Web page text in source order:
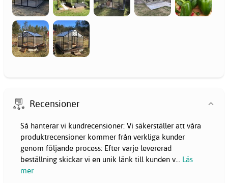
Recensioner
Så hanterar vi kundrecensioner: Vi säkerställer att våra
produktrecensioner kommer från verkliga kunder
genom följande process: Efter varje levererad
beställning skickar vi en unik länk till kunden v... Läs
mer